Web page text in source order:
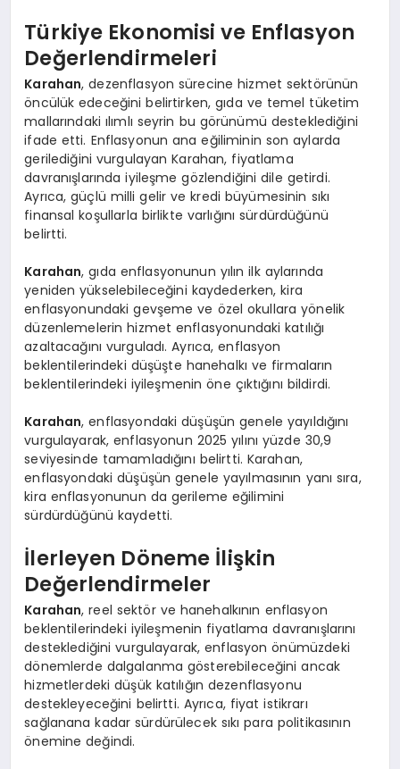
Türkiye Ekonomisi ve Enflasyon
Değerlendirmeleri
Karahan, dezenflasyon sürecine hizmet sektörünün
öncülük edeceğini belirtirken, gıda ve temel tüketim
mallarındaki ılımlı seyrin bu görünümü desteklediğini
ifade etti. Enflasyonun ana eğiliminin son aylarda
gerilediğini vurgulayan Karahan, fiyatlama
davranışlarında iyileşme gözlendiğini dile getirdi.
Ayrıca, güçlü milli gelir ve kredi büyümesinin sıkı
finansal koşullarla birlikte varlığını sürdürdüğünü
belirtti.
Karahan, gıda enflasyonunun yılın ilk aylarında
yeniden yükselebileceğini kaydederken, kira
enflasyonundaki gevşeme ve özel okullara yönelik
düzenlemelerin hizmet enflasyonundaki katılığı
azaltacağını vurguladı. Ayrıca, enflasyon
beklentilerindeki düşüşte hanehalkı ve firmaların
beklentilerindeki iyileşmenin öne çıktığını bildirdi.
Karahan, enflasyondaki düşüşün genele yayıldığını
vurgulayarak, enflasyonun 2025 yılını yüzde 30,9
seviyesinde tamamladığını belirtti. Karahan,
enflasyondaki düşüşün genele yayılmasının yanı sıra,
kira enflasyonunun da gerileme eğilimini
sürdürdüğünü kaydetti.
İlerleyen Döneme İlişkin
Değerlendirmeler
Karahan, reel sektör ve hanehalkının enflasyon
beklentilerindeki iyileşmenin fiyatlama davranışlarını
desteklediğini vurgulayarak, enflasyon önümüzdeki
dönemlerde dalgalanma gösterebileceğini ancak
hizmetlerdeki düşük katılığın dezenflasyonu
destekleyeceğini belirtti. Ayrıca, fiyat istikrarı
sağlanana kadar sürdürülecek sıkı para politikasının
önemine değindi.